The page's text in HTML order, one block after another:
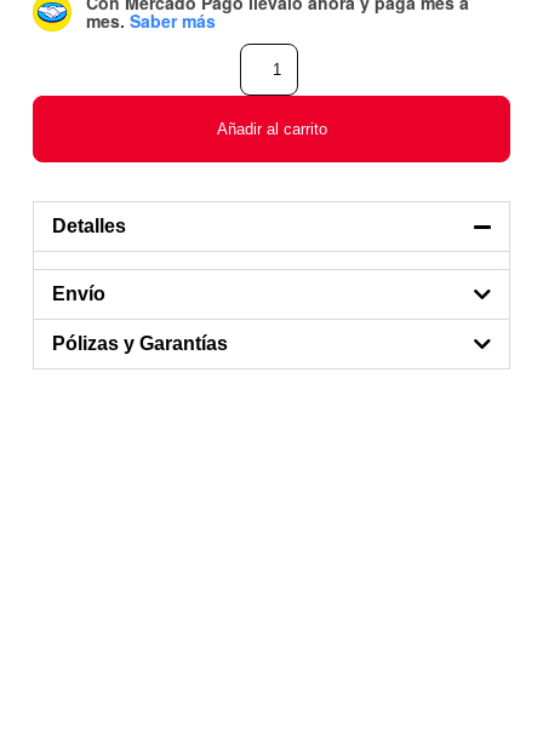
mes. Saber más
Añadir al carrito
Detalles
Envío
Pólizas y Garantías